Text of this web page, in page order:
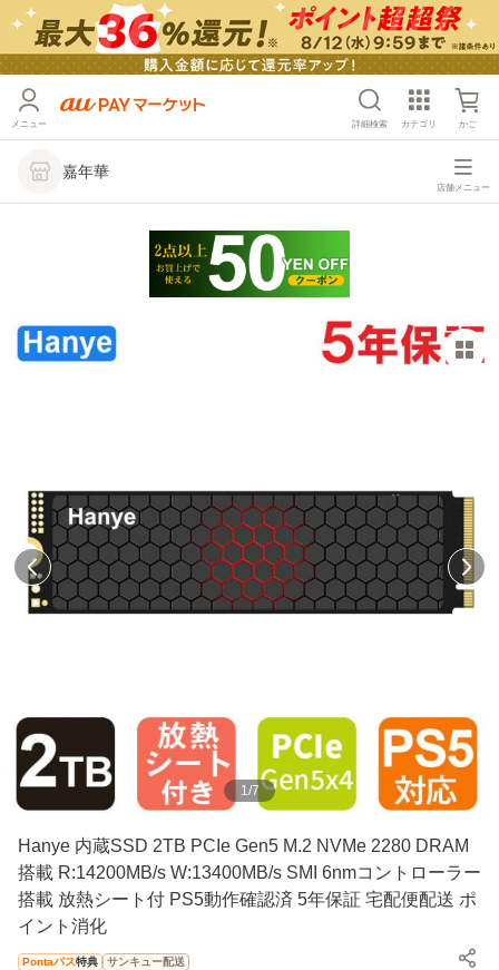
メニュー 詳細検索 カテゴリ かご
嘉年華
店舗メニュー
1/7
Hanye 内蔵SSD 2TB PCIe Gen5 M.2 NVMe 2280 DRAM
搭載 R:14200MB/s W:13400MB/s SMI 6nmコントローラー
搭載 放熱シート付 PS5動作確認済 5年保証 宅配便配送 ポ
イント消化
Pontaパス特典 サンキュー配送